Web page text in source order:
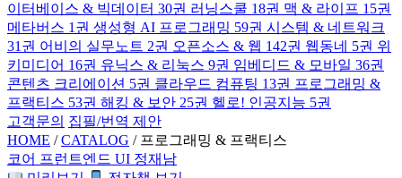
이터베이스 & 빅데이터 30권 러닝스쿨 18권 맥 & 라이프 15권
메타버스 1권 생성형 AI 프로그래밍 59권 시스템 & 네트워크
31권 어비의 실무노트 2권 오픈소스 & 웹 142권 웹동네 5권 위
키미디어 16권 유닉스 & 리눅스 9권 임베디드 & 모바일 36권
콘텐츠 크리에이션 5권 클라우드 컴퓨팅 13권 프로그래밍 &
프랙티스 53권 해킹 & 보안 25권 헬로! 인공지능 5권
고객문의 집필/번역 제안
HOME / CATALOG / 프로그래밍 & 프랙티스
코어 프런트엔드 UI 정재남